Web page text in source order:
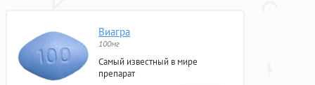
Виагра
100мг
Самый известный в мире
препарат